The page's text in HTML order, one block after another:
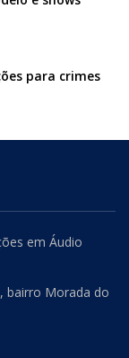
para crimes
em Áudio
bairro Morada do